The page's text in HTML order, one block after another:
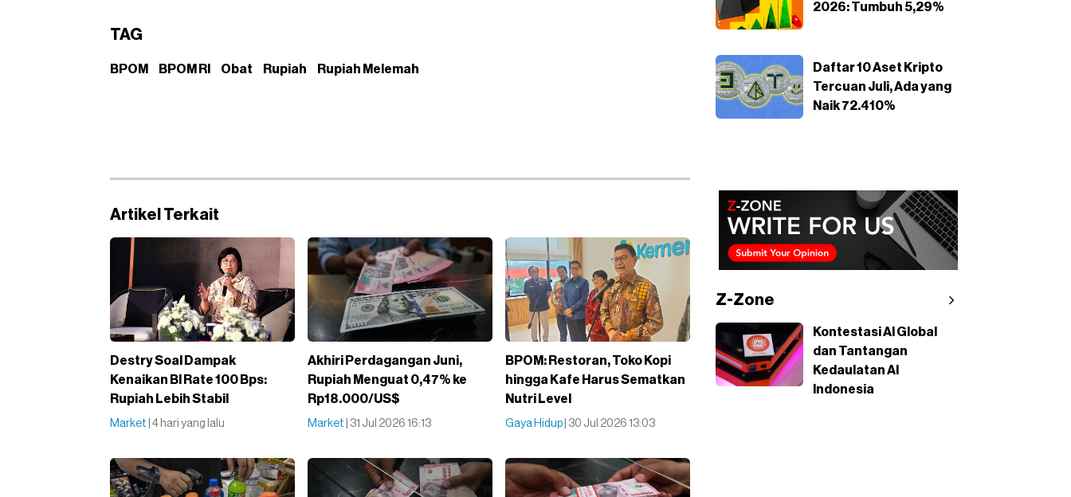
TAG
BPOM BPOM RI Obat Rupiah Rupiah Melemah
Artikel Terkait
Destry Soal Dampak
Kenaikan BI Rate 100 Bps:
Rupiah Lebih Stabil
Market | 4 hari yang lalu
Akhiri Perdagangan Juni,
Rupiah Menguat 0,47% ke
Rp18.000/US$
Market | 31 Jul 2026 16:13
BPOM: Restoran, Toko Kopi
hingga Kafe Harus Sematkan
Nutri Level
Gaya Hidup | 30 Jul 2026 13:03
2026: Tumbuh 5,29%
Daftar 10 Aset Kripto
Tercuan Juli, Ada yang
Naik 72.410%
Z-Zone
Kontestasi AI Global
dan Tantangan
Kedaulatan AI
Indonesia